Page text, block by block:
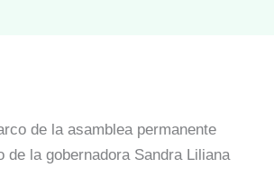
de la asamblea permanente
la gobernadora Sandra Liliana